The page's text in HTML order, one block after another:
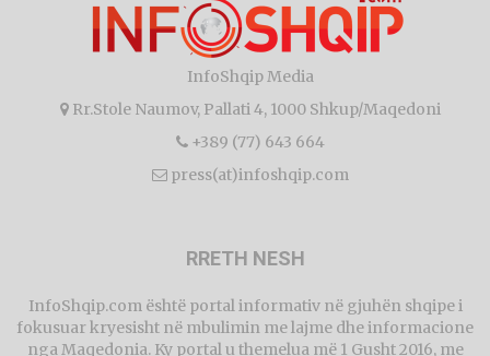
InfoShqip Media
Rr.Stole Naumov, Pallati 4, 1000 Shkup/Maqedoni
+389 (77) 643 664
press(at)infoshqip.com
RRETH NESH
InfoShqip.com është portal informativ në gjuhën shqipe i
fokusuar kryesisht në mbulimin me lajme dhe informacione
nga Maqedonia. Ky portal u themelua më 1 Gusht 2016, me